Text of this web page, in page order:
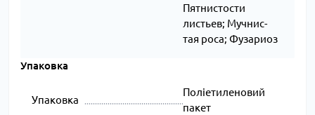
Пятнистости
листьев; Муч­нис­
тая ро­са; Фузариоз
Упаковка
Упаковка
Поліетиленовий
пакет